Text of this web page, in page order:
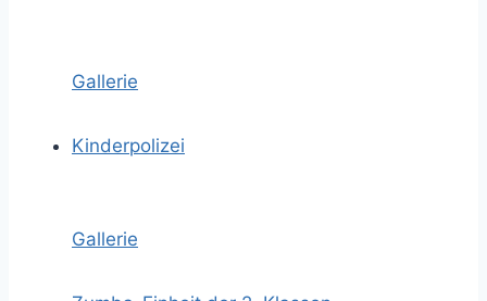
Gallerie
Kinderpolizei
Gallerie